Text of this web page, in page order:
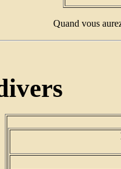
Quand vous